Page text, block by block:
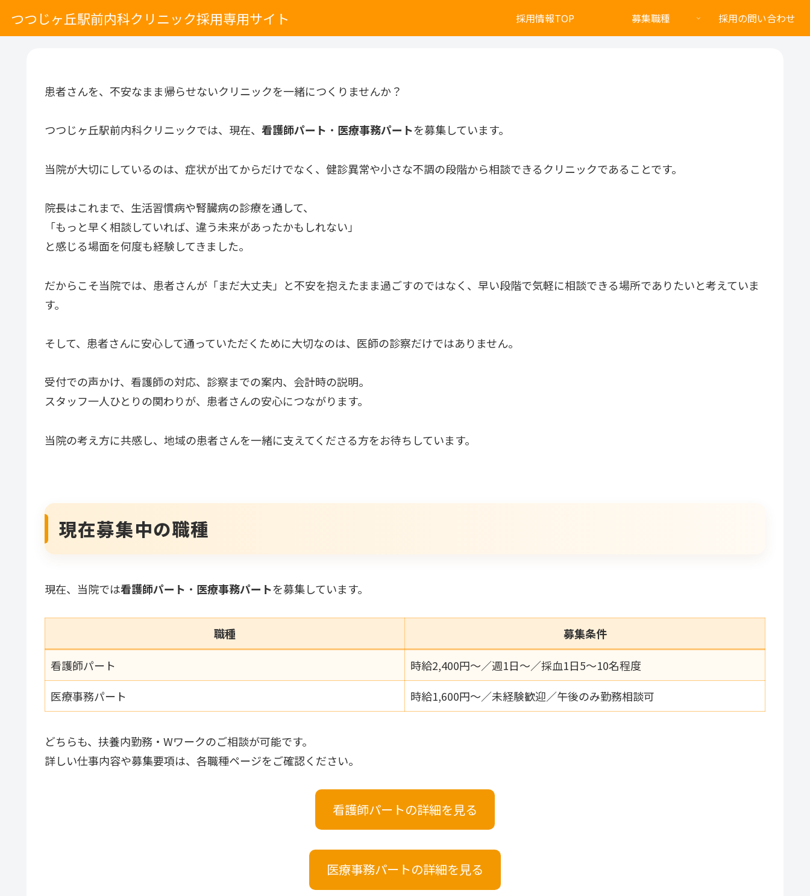
つつじヶ丘駅前内科クリニック採用専用サイト 採用情報TOP 募集職種 採用の問い合わせ
患者さんを、不安なまま帰らせないクリニックを一緒につくりませんか？
つつじヶ丘駅前内科クリニックでは、現在、 看護師パート ・ 医療事務パートを募集しています。
当院が大切にしているのは、症状が出てからだけでなく、健診異常や小さな不調の段階から相談できるクリニックであることです。
院長はこれまで、生活習慣病や腎臓病の診療を通して、
「もっと早く相談していれば、違う未来があったかもしれない」
と感じる場面を何度も経験してきました。
だからこそ当院では、患者さんが「まだ大丈夫」と不安を抱えたまま過ごすのではなく、早い段階で気軽に相談できる場所でありたいと考えていま
す。
そして、患者さんに安心して通っていただくために大切なのは、医師の診察だけではありません。
受付での声かけ、看護師の対応、診察までの案内、会計時の説明。
スタッフ一人ひとりの関わりが、患者さんの安心につながります。
当院の考え方に共感し、地域の患者さんを一緒に支えてくださる方をお待ちしています。
現在募集中の職種
現在、当院では看護師パート ・ 医療事務パートを募集しています。
職種 募集条件
看護師パート
時給2,400円〜／週1日〜／採血1日5〜10名程度
医療事務パート
時給1,600円〜／未経験歓迎／午後のみ勤務相談可
どちらも、扶養内勤務・Wワークのご相談が可能です。
詳しい仕事内容や募集要項は、各職種ページをご確認ください。
看護師パートの詳細を見る
医療事務パートの詳細を見る